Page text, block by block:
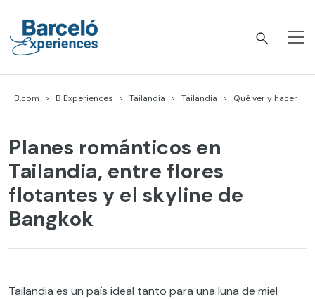
content
B.com B Experiences Tailandia Tailandia Qué ver y hacer
Planes románticos en
Tailandia, entre flores
flotantes y el skyline de
Bangkok
Tailandia es un país ideal tanto para una luna de miel